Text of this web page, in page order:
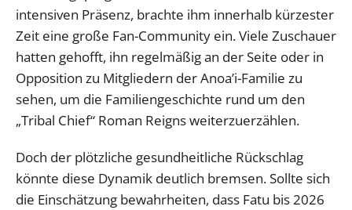
intensiven Präsenz, brachte ihm innerhalb kürzester
Zeit eine große Fan-Community ein. Viele Zuschauer
hatten gehofft, ihn regelmäßig an der Seite oder in
Opposition zu Mitgliedern der Anoa’i-Familie zu
sehen, um die Familiengeschichte rund um den
„Tribal Chief“ Roman Reigns weiterzuerzählen.
Doch der plötzliche gesundheitliche Rückschlag
könnte diese Dynamik deutlich bremsen. Sollte sich
die Einschätzung bewahrheiten, dass Fatu bis 2026